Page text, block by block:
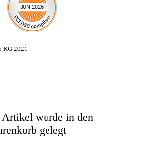
KG 2021
Artikel wurde in den
gelegt